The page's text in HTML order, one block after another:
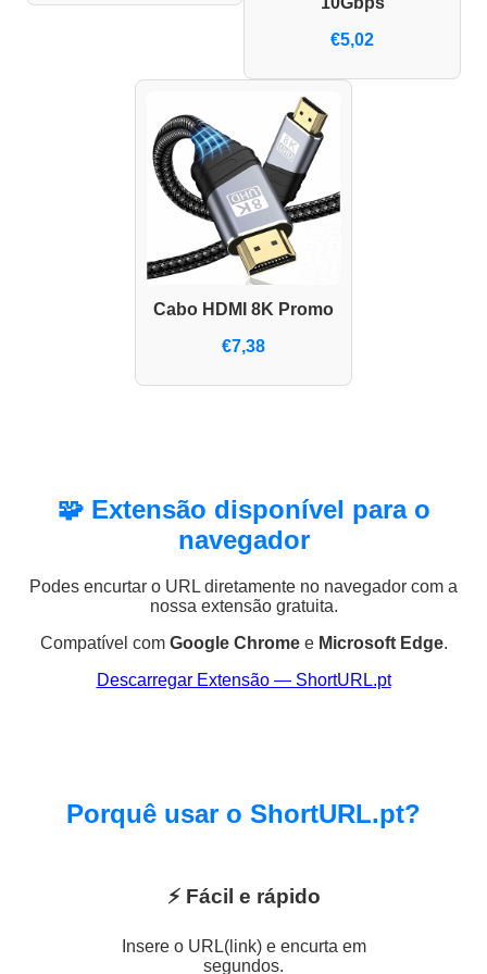
€5,02
Cabo HDMI 8K Promo
€7,38
🧩 Extensão disponível para o
navegador
Podes encurtar o URL diretamente no navegador com a
nossa extensão gratuita.
Compatível com Google Chromee Microsoft Edge.
Descarregar Extensão — ShortURL.pt
Porquê usar o ShortURL.pt?
⚡ Fácil e rápido
Insere o URL(link) e encurta em
segundos.